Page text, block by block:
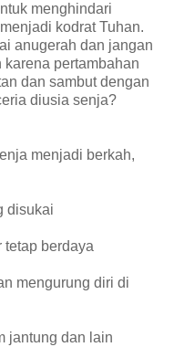
menghindari
kodrat Tuhan.
anugerah dan jangan
pertambahan
dan sambut dengan
diusia senja?
menjadi berkah,
disukai
tetap berdaya
mengurung diri di
jantung dan lain